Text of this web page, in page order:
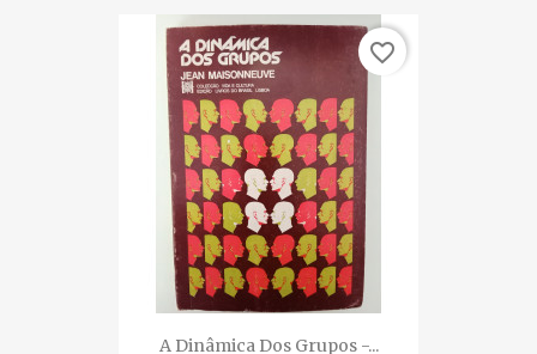
A Dinâmica Dos Grupos -...
favorite_border